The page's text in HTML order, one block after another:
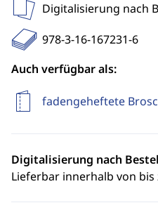
Digitalisierung nach
978-3-16-167231-6
Auch verfügbar als:
fadengeheftete
Digitalisierung nach
Lieferbar innerhalb von bis